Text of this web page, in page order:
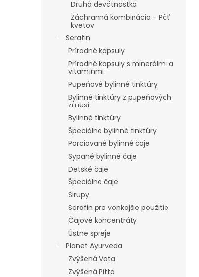
Druhá devätnastka
Záchranná kombinácia - Päť
kvetov
Serafin
Prírodné kapsuly
Prírodné kapsuly s minerálmi a
vitamínmi
Pupeňové bylinné tinktúry
Bylinné tinktúry z pupeňových
zmesí
Bylinné tinktúry
Špeciálne bylinné tinktúry
Porciované bylinné čaje
Sypané bylinné čaje
Detské čaje
Špeciálne čaje
Sirupy
Serafin pre vonkajšie použitie
Čajové koncentráty
Ústne spreje
Planet Ayurveda
Zvýšená Vata
Zvýšená Pitta